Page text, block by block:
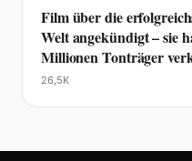
Film über die
Welt angekündigt – sie
Millionen Tonträger
26,5K